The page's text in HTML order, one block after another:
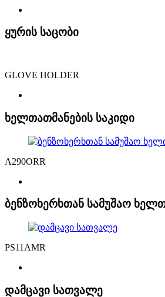
ყურის საცობი
GLOVE HOLDER
ხელთათმანების საკიდი
A290ORR
ბენზოხერხთან სამუშაო
PS11AMR
დამცავი სათვალე